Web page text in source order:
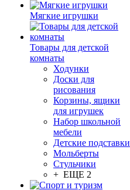
Мягкие игрушки
Товары для детской
комнаты
Ходунки
Доски для
рисования
Корзины, ящики
для игрушек
Набор школьной
мебели
Детские подставки
Мольберты
Стульчики
+ ЕЩЕ 2